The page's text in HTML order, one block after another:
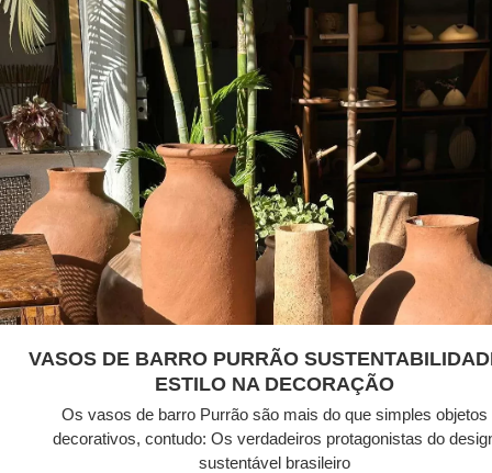
VASOS DE BARRO PURRÃO
ESTILO NA DECORAÇÃO
Os vasos de barro Purrão são mais do que simples objetos
decorativos, contudo: Os verdadeiros protagonistas do
sustentável brasileiro